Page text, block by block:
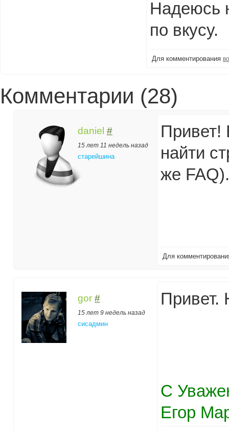
Надеюсь
по вкусу.
Для комментирования
Комментарии (28)
daniel #
15 лет 11 недель назад
старейшина
Привет!
найти
же
Для
gor #
15 лет 9 недель назад
сисадмин
Привет.
С
Егор